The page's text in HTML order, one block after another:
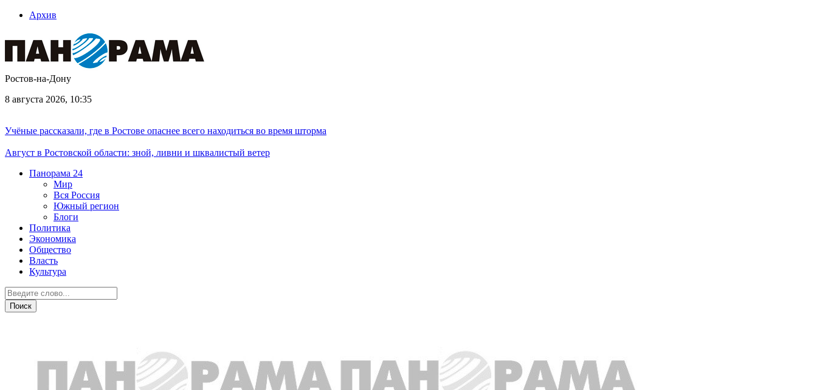
Архив
Ростов-на-Дону
8 августа 2026, 10:35
Учёные рассказали, где в Ростове опаснее всего находиться во время шторма
Август в Ростовской области: зной, ливни и шквалистый ветер
Панорама 24
Мир
Вся Россия
Южный регион
Блоги
Политика
Экономика
Общество
Власть
Культура